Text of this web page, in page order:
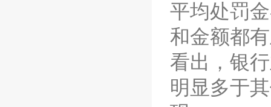
平均处罚
和金额都
看出，银
明显多于